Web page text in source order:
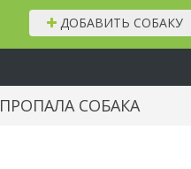
ДОБАВИТЬ СОБАКУ
ПРОПАЛА СОБАКА